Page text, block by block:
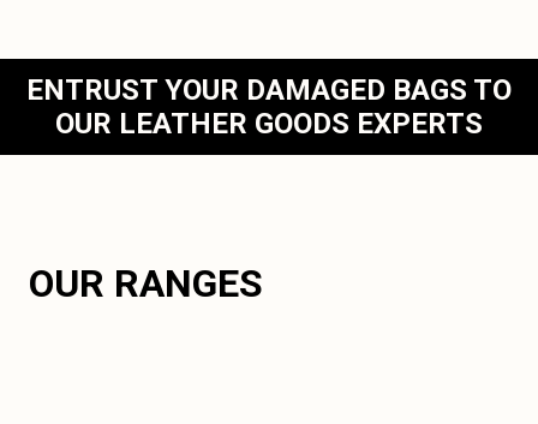
ENTRUST YOUR DAMAGED BAGS TO
OUR LEATHER GOODS EXPERTS
OUR RANGES